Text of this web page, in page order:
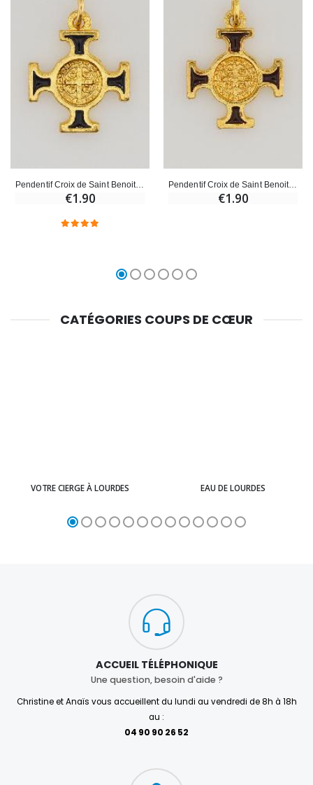
Pendentif Croix de Saint Benoit Dorée - Noir - 2cm
€1.90
Pendentif Croix de Saint Benoit Dorée - Marron - 2cm
€1.90
CATÉGORIES COUPS DE CŒUR
VOTRE CIERGE À LOURDES EAU DE LOURDES
ACCUEIL TÉLÉPHONIQUE
Une question, besoin d'aide ?
Christine et Anaïs vous accueillent du lundi au vendredi de 8h à 18h
au :
04 90 90 26 52